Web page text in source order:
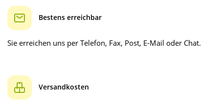
Bestens erreichbar
Sie erreichen uns per Telefon, Fax, Post, E-Mail oder Chat.
Versandkosten